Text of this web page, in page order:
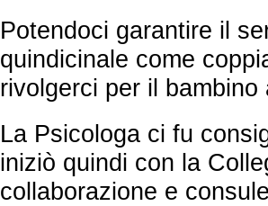
Potendoci garantire il
quindicinale come
rivolgerci per il
La Psicologa ci fu
iniziò quindi con la
collaborazione e